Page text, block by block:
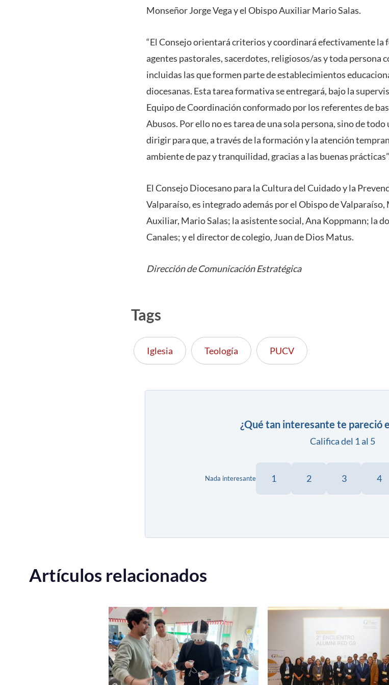
Monseñor Jorge Vega y el Obispo Auxiliar Mario Salas.
“El Consejo orientará criterios y coordinará efectivamente la
agentes pastorales, sacerdotes, religiosos/as y toda persona
incluidas las que formen parte de establecimientos
diocesanas. Esta tarea formativa se entregará, bajo la
Equipo de Coordinación conformado por los referentes de
Abusos. Por ello no es tarea de una sola persona, sino de
dirigir para que, a través de la formación y la atención
ambiente de paz y tranquilidad, gracias a las buenas
El Consejo Diocesano para la Cultura del Cuidado y la
Valparaíso, es integrado además por el Obispo de
Auxiliar, Mario Salas; la asistente social, Ana Koppmann; la
Canales; y el director de colegio, Juan de Dios Matus.
Dirección de Comunicación Estratégica
Tags
Iglesia Teología PUCV
¿Qué tan interesante te pareció
Califica del 1 al 5
Nada interesante 1 2 3 4
Artículos relacionados